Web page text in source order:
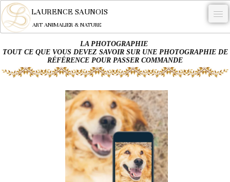
LAURENCE SAUNOIS
ART ANIMALIER & NATURE
-
NYMPHEUS LUMINANSIS.
COMMANDE
LA PHOTOGRAPHIE
TOUT CE QUE VOUS DEVEZ SAVOIR SUR UNE PHOTOGRAPHIE DE
RÉFÉRENCE POUR PASSER COMMANDE